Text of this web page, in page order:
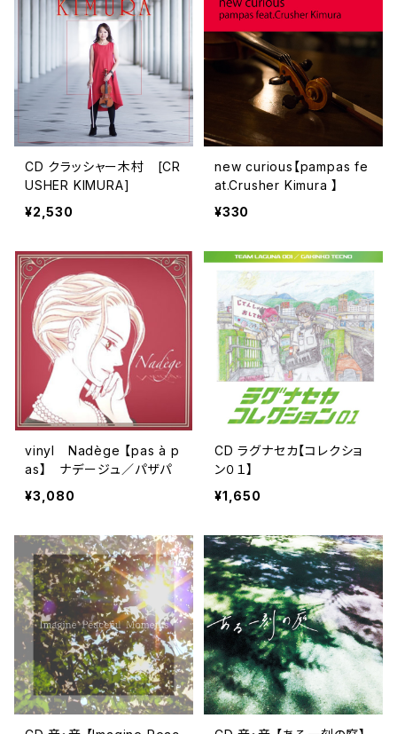
CD クラッシャー木村 [CR
USHER KIMURA]
¥2,530
new curious【pampas fe
at.Crusher Kimura 】
¥330
vinyl Nadège 【pas à p
as】 ナデージュ／パザパ
¥3,080
CD ラグナセカ【コレクショ
ン０１】
¥1,650